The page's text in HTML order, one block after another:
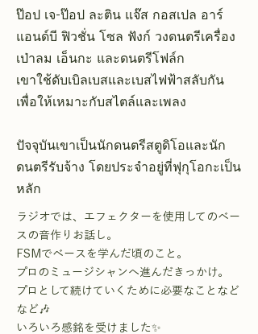
ป๊อป เจ-ป๊อป ละติน แจ๊ส กอสเปล อาร์
แอนด์บี ฟิวชั่น โซล ฟังก์ วงดนตรีเครื่อง
เป่าลม เอ็นกะ และดนตรีโฟล์ก
เขาใช้ดับเบิลเบสและเบสไฟฟ้าสลับกัน
เพื่อให้เหมาะกับสไตล์และเพลง
ปัจจุบันเขาเป็นนักดนตรีสตูดิโอและนัก
ดนตรีรับจ้าง โดยประจำอยู่ที่ฟุกุโอกะเป็น
หลัก
ラジオでは、エフェクターを使用してのベー
スの音作りお話し。
FSMでベースを学んだ頃のこと。
プロのミュージシャンへ進んだきっかけ。
プロとして続けていくために必要なことなど
など🎶
いろいろ感銘を受けました✨